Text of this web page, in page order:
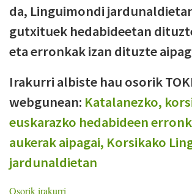
da, Linguimondi
gutxituek hedabideetan
eta erronkak izan dituzte
Irakurri albiste hau osorik
webgunean: Katalanezko,
euskarazko hedabideen
aukerak aipagai, Korsikako
jardunaldietan
Osorik irakurri